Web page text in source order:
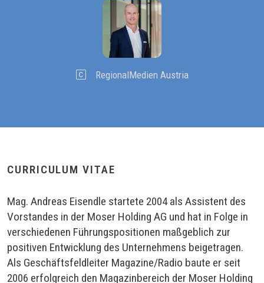
RegionalMedien Austria
CURRICULUM VITAE
Mag. Andreas Eisendle startete 2004 als Assistent des
Vorstandes in der Moser Holding AG und hat in Folge in
verschiedenen Führungspositionen maßgeblich zur
positiven Entwicklung des Unternehmens beigetragen.
Als Geschäftsfeldleiter Magazine/Radio baute er seit
2006 erfolgreich den Magazinbereich der Moser Holding